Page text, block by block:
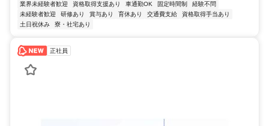
業界未経験者歓迎 資格取得支援あり 車通勤OK 固定時間制
経験不問
未経験者歓迎
研修あり 賞与あり 育休あり 交通費支給
資格取得手当あり
土日祝休み
寮・社宅あり
正社員